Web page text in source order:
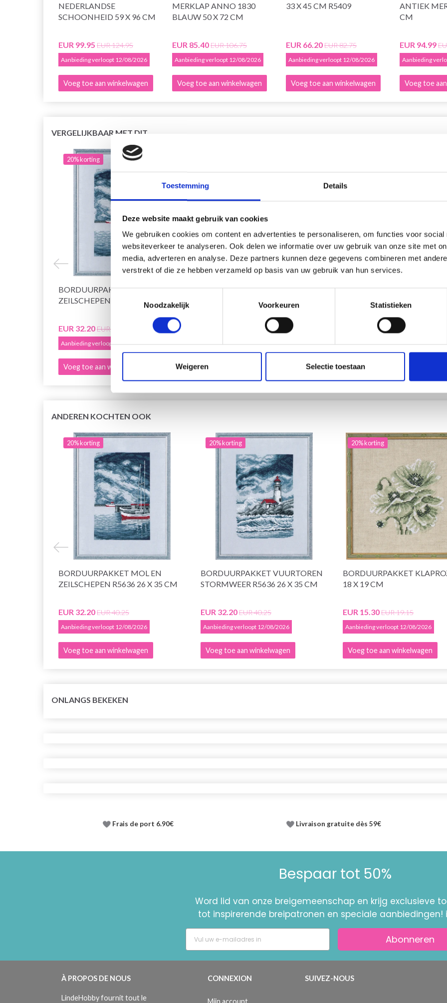
Toestemming Details
Deze website maakt gebruik van cookies
We gebruiken cookies om content en advertenties te personaliseren, om functies voor social
websiteverkeer te analyseren. Ook delen we informatie over uw gebruik van onze site met
media, adverteren en analyse. Deze partners kunnen deze gegevens combineren met
verstrekt of die ze hebben verzameld op basis van uw gebruik van hun services.
Toestemmingsselectie
Noodzakelijk
Voorkeuren Statistieken
Weigeren Selectie toestaan
NEDERLANDSE
SCHOONHEID 59 X 96 CM
EUR 99.95 EUR 124.95
Aanbieding verloopt 12/08/2026
Voeg toe aan winkelwagen
MERKLAP ANNO 1830
BLAUW 50 X 72 CM
EUR 85.40EUR 106.75
Aanbieding verloopt 12/08/2026
Voeg toe aan winkelwagen
33 X 45 CM R5409
EUR 66.20EUR 82.75
Aanbieding verloopt 12/08/2026
Voeg toe aan winkelwagen
ANTIEK
CM
EUR 94.99
Aanbieding
Voeg toe
VERGELIJKBAAR MET DIT
20% korting
BORDUURPAKKET MOL EN
ZEILSCHEPEN R5636 26 X 35 CM
EUR 32.20EUR 40.25
Aanbieding verloopt 12/08/2026
Voeg toe aan winkelwagen
BORDUURPAKKET VUURTOREN
STORMWEER R5636 26 X 35 CM
EUR 40.25
Aanbieding verloopt 12/08/2026
Voeg toe aan winkelwagen
BORDUURPAKKET
18 X 19 CM
EUR 15.30EUR 19.15
Aanbieding verloopt 12/08/2026
Voeg toe aan winkelwagen
ANDEREN KOCHTEN OOK
20% korting
BORDUURPAKKET MOL EN
ZEILSCHEPEN R5636 26 X 35 CM
EUR 32.20EUR 40.25
Aanbieding verloopt 12/08/2026
Voeg toe aan winkelwagen
20% korting
BORDUURPAKKET VUURTOREN
STORMWEER R5636 26 X 35 CM
EUR 32.20EUR 40.25
Aanbieding verloopt 12/08/2026
Voeg toe aan winkelwagen
20% korting
BORDUURPAKKET
18 X 19 CM
EUR 15.30EUR 19.15
Aanbieding verloopt 12/08/2026
Voeg toe aan winkelwagen
ONLANGS BEKEKEN
Frais de port 6.90€ Livraison gratuite dès 59€
Bespaar tot 50%
Word lid van onze breigemeenschap en krijg exclusieve
tot inspirerende breipatronen en speciale aanbiedingen!
Abonneren
À PROPOS DE NOUS
LindeHobby fournit tout le
CONNEXION
Mijn account
SUIVEZ-NOUS